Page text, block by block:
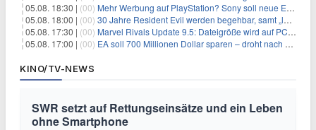
05.08. 18:30 | (00) Mehr Werbung auf PlayStation? Sony soll neue Einnahmequellen prüfen
05.08. 18:00 | (00) 30 Jahre Resident Evil werden begehbar, samt „lebensgroßem Leon“
05.08. 17:30 | (00) Marvel Rivals Update 9.5: Dateigröße wird auf PC und Konsolen deutlich reduziert
05.08. 17:00 | (00) EA soll 700 Millionen Dollar sparen – droht nach der Übernahme die nächste Entlassungswelle?
KINO/TV-NEWS
SWR setzt auf Rettungseinsätze und ein Leben
ohne Smartphone